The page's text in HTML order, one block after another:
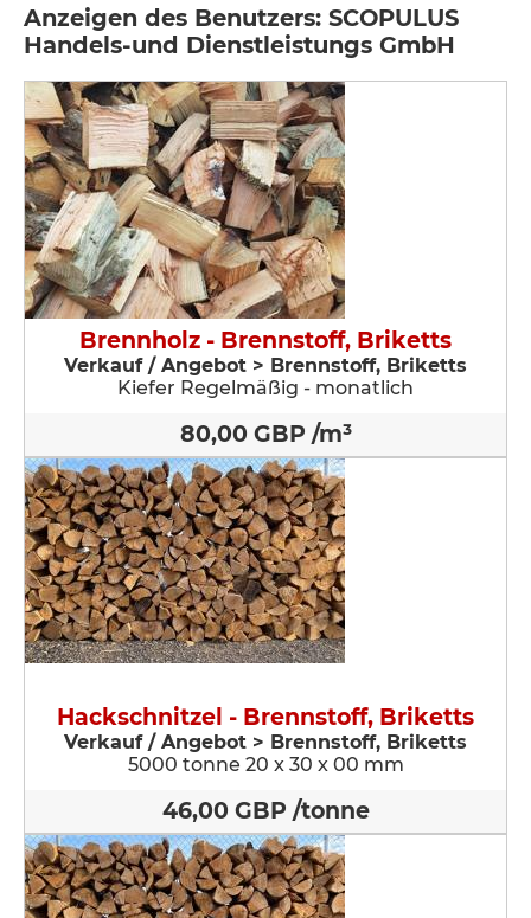
Anzeigen des Benutzers: SCOPULUS
Handels-und Dienstleistungs GmbH
Brennholz - Brennstoff, Briketts
Verkauf / Angebot > Brennstoff, Briketts
Kiefer Regelmäßig - monatlich
80,00 GBP /m³
Hackschnitzel - Brennstoff, Briketts
Verkauf / Angebot > Brennstoff, Briketts
5000 tonne 20 x 30 x 00 mm
46,00 GBP /tonne